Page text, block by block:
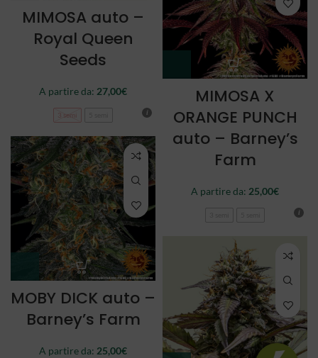
MIMOSA auto –
Royal Queen
Seeds
A partire da: 27,00€
3 semi
MIMOSA X
ORANGE PUNCH
auto – Barney’s
Farm
A partire da: 25,00€
MOBY DICK auto –
Barney’s Farm
A partire da: 25,00€